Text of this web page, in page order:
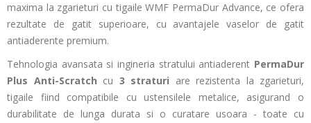
maxima la zgarieturi cu tigaile WMF PermaDur Advance, ce ofera
rezultate de gatit superioare, cu avantajele vaselor de gatit
antiaderente premium.
Tehnologia avansata si ingineria stratului antiaderent PermaDur
Plus Anti-Scratch cu 3 straturi are rezistenta la zgarieturi,
tigaile fiind compatibile cu ustensilele metalice, asigurand o
durabilitate de lunga durata si o curatare usoara - toate cu